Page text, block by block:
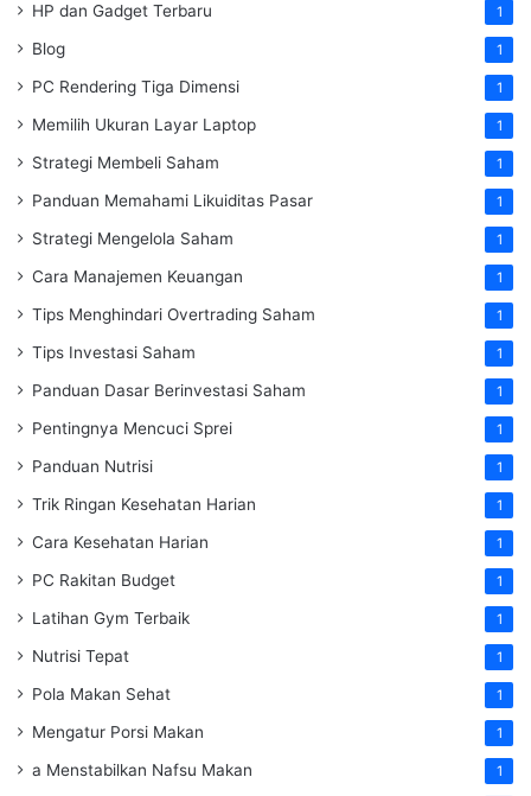
HP dan Gadget Terbaru 1
Blog 1
PC Rendering Tiga Dimensi 1
Memilih Ukuran Layar Laptop 1
Strategi Membeli Saham 1
Panduan Memahami Likuiditas Pasar 1
Strategi Mengelola Saham 1
Cara Manajemen Keuangan 1
Tips Menghindari Overtrading Saham 1
Tips Investasi Saham 1
Panduan Dasar Berinvestasi Saham 1
Pentingnya Mencuci Sprei 1
Panduan Nutrisi 1
Trik Ringan Kesehatan Harian 1
Cara Kesehatan Harian 1
PC Rakitan Budget 1
Latihan Gym Terbaik 1
Nutrisi Tepat 1
Pola Makan Sehat 1
Mengatur Porsi Makan 1
a Menstabilkan Nafsu Makan 1